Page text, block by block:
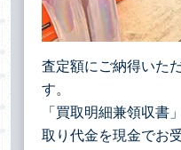
査定額にご納得いた
す。
「買取明細兼領収書
取り代金を現金でお